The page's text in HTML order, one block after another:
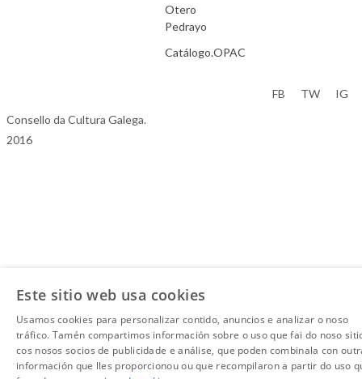
Otero
Pedrayo
Catálogo.OPAC
Consello da Cultura Galega.
2016
FB TW IG
Este sitio web usa cookies
Usamos cookies para personalizar contido, anuncios e analizar o noso
tráfico. Tamén compartimos información sobre o uso que fai do noso
cos nosos socios de publicidade e análise, que poden combinala con
información que lles proporcionou ou que recompilaron a partir do uso